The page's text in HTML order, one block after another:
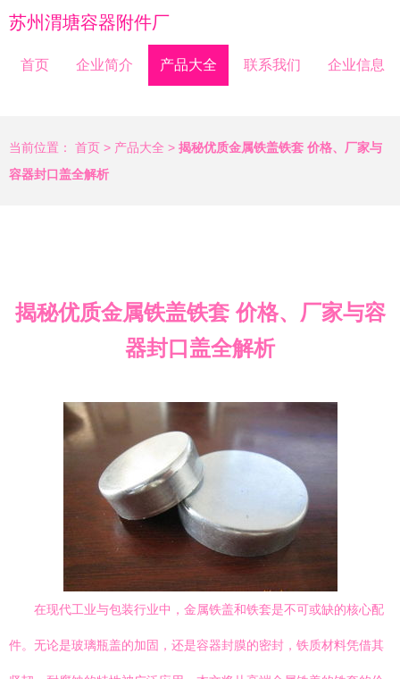
苏州渭塘容器附件厂
首页 企业简介 产品大全 联系我们 企业信息
当前位置： 首页 > 产品大全 > 揭秘优质金属铁盖铁套 价格、厂家与
容器封口盖全解析
揭秘优质金属铁盖铁套 价格、厂家与容
器封口盖全解析
在现代工业与包装行业中，金属铁盖和铁套是不可或缺的核心配
件。无论是玻璃瓶盖的加固，还是容器封膜的密封，铁质材料凭借其